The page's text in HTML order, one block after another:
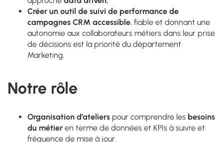
Créer un outil de suivi de performance de
campagnes CRM accessible, fiable et donnant une
autonomie aux collaborateurs métiers dans leur prise
de décisions est la priorité du département
Marketing.
Notre rôle
Organisation d’ateliers pour comprendre les besoins
du métier en terme de données et KPIs à suivre et
fréquence de mise à jour.